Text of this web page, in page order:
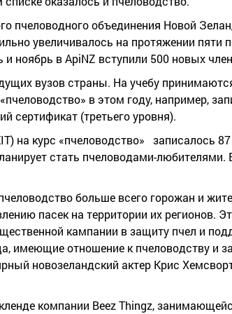
пчеловодного объединения Новой
увеличивалось на протяжении пяти
ноябрь в ApiNZ вступили 500 новых
вузов страны. На учебу
в этом году, например,
сертификат (третьего уровня).
на курс «пчеловодство» записалось
стать пчеловодами-любителями.
больше всего горожан и
пасек на территории их регионов.
кампании в защиту пчел и
имеющие отношение к пчеловодству и
новозеландский актер Крис
компании Beez Thingz,